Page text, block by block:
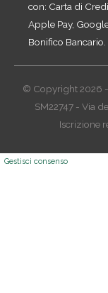
con: Carta di
Apple Pay, Google
Bonifico Bancario.
© Copyright 2026 -
SM22747 - Via
Iscrizione
Gestisci consenso